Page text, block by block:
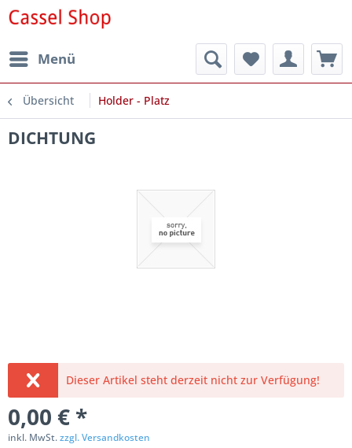
Menü
Übersicht Holder - Platz
DICHTUNG
Dieser Artikel steht derzeit nicht zur Verfügung!
0,00 € *
inkl. MwSt.zzgl. Versandkosten